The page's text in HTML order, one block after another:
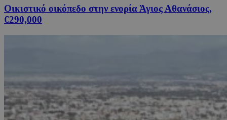
Οικιστικό οικόπεδο στην ενορία Άγιος Αθανάσιος,
€290,000